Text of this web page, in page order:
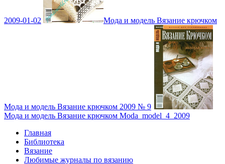
2009-01-02 Мода и модель Вязание крючком
Мода и модель Вязание крючком 2009 № 9
Мода и модель Вязание крючком Moda_model_4_2009
Главная
Библиотека
Вязание
Любимые журналы по вязанию